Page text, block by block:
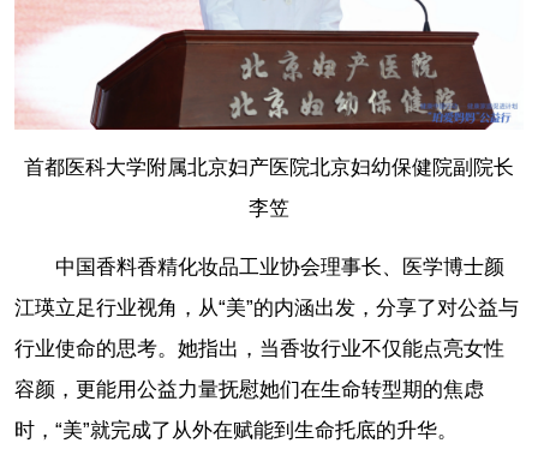
首都医科大学附属北京妇产医院北京妇幼保健院副院长
李笠
中国香料香精化妆品工业协会理事长、医学博士颜
江瑛立足行业视角，从“美”的内涵出发，分享了对公益与
行业使命的思考。她指出，当香妆行业不仅能点亮女性
容颜，更能用公益力量抚慰她们在生命转型期的焦虑
时，“美”就完成了从外在赋能到生命托底的升华。